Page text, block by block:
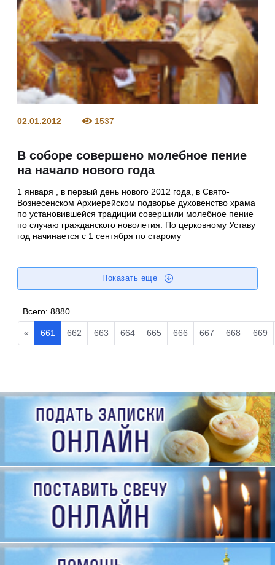
02.01.2012 1537
В соборе совершено молебное пение
на начало нового года
1 января , в первый день нового 2012 года, в Свято-
Вознесенском Архиерейском подворье духовенство храма
по установившейся традиции совершили молебное пение
по случаю гражданского новолетия. По церковному Уставу
год начинается с 1 сентября по старому
Показать еще
Всего:8880
« 661 662 663 664 665 666 667 668 669